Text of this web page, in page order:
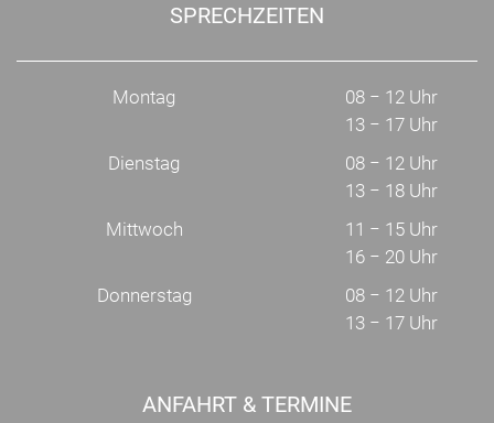
SPRECHZEITEN
Montag
08 − 12 Uhr
13 − 17 Uhr
Dienstag
08 − 12 Uhr
13 − 18 Uhr
Mittwoch
11 − 15 Uhr
16 − 20 Uhr
Donnerstag
08 − 12 Uhr
13 − 17 Uhr
ANFAHRT & TERMINE